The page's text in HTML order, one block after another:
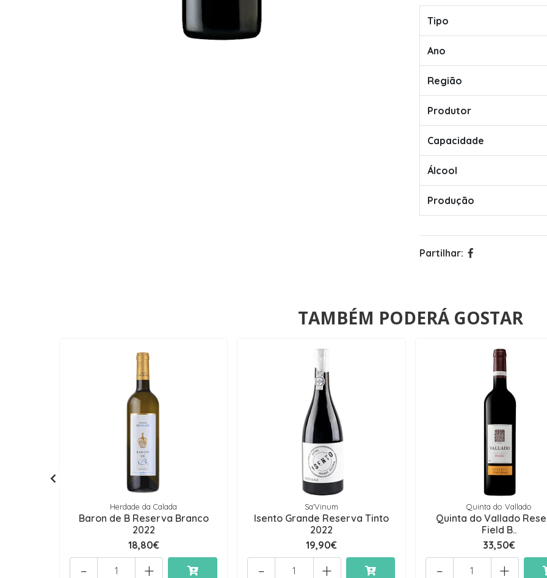
Tipo
Ano
Região
Produtor
Capacidade
Álcool
Produção
Partilhar:
TAMBÉM PODERÁ GOSTAR
Herdade da Calada
Baron de B Reserva Branco
2022
18,80€
+
-
Sa'Vinum
Isento Grande Reserva Tinto
2022
19,90€
+
-
Quinta do Vallado
Quinta do Vallado
Field B..
33,50€
+
-